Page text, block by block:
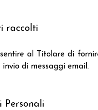
raccolti
al Titolare di
di messaggi email.